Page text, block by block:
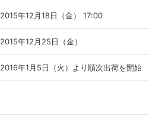
2015年12月18日（金） 17:00
2015年12月25日（金）
2016年1月5日（火）より順次出荷を開始